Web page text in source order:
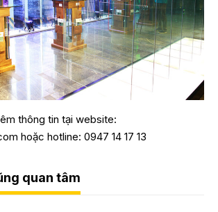
thông tin tại website:
hoặc hotline: 0947 14 17 13
quan tâm